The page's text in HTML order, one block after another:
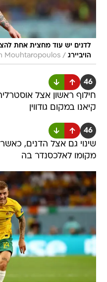
לדנים יש עוד מחצית אחת
הויביירג /
Mouhtaropoulos
46
חילוף ראשון אצל
קיאנו במקום גודווין
46
שינוי גם אצל הדנים,
מקומו לאלכסנדר בה